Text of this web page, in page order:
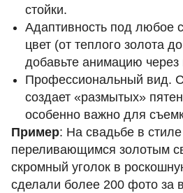
стойки.
Адаптивность под любое
цвет (от теплого золота
добавьте анимацию через
Профессиональный вид.
создает «размытых»
особенно важно для
Пример: На свадьбе в
переливающимся золотым
скромный уголок в
сделали более 200 фото за